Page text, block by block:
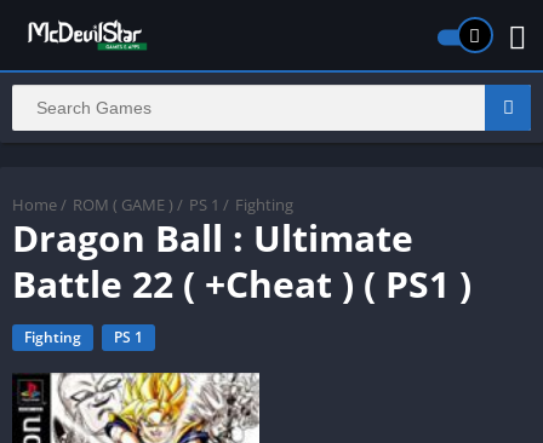
Home / ROM ( GAME ) / PS 1 / Fighting
Dragon Ball : Ultimate
Battle 22 ( +Cheat ) ( PS1 )
Fighting PS 1